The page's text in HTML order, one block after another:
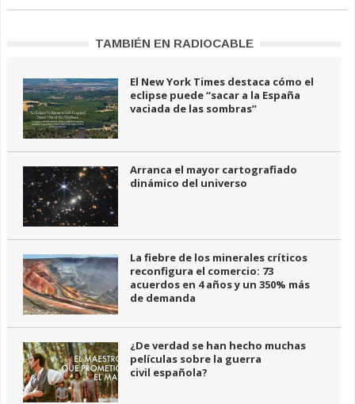
TAMBIÉN EN RADIOCABLE
El New York Times destaca cómo el
eclipse puede “sacar a la España
vaciada de las sombras”
Arranca el mayor cartografiado
dinámico del universo
La fiebre de los minerales críticos
reconfigura el comercio: 73
acuerdos en 4 años y un 350% más
de demanda
¿De verdad se han hecho muchas
películas sobre la guerra
civil española?